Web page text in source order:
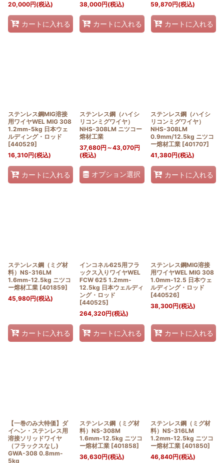
20,000円(税込)
カートに入れる
38,000円(税込)
カートに入れる
59,870円(税込)
カートに入れる
ステンレス鋼MIG溶接
用ワイヤWEL MIG 308
1.2mm-5kg 日本ウェ
ルディング・ロッド
[440529]
16,310円(税込)
カートに入れる
ステンレス鋼（ハイシ
リコンミグワイヤ）
NHS-308LM ニツコー
熔材工業
37,680円 ～43,070円
(税込)
オプション選択
ステンレス鋼（ハイシ
リコンミグワイヤ）
NHS-308LM
0.9mm/12.5kg ニツコ
ー熔材工業 [401707]
41,380円(税込)
カートに入れる
ステンレス鋼（ミグ材
料）NS-316LM
1.6mm-12.5kg ニツコ
ー熔材工業 [401859]
45,980円(税込)
カートに入れる
インコネル625用フラ
ックス入りワイヤWEL
FCW 625 1.2mm-
12.5kg 日本ウェルディ
ング・ロッド
[440525]
264,320円(税込)
カートに入れる
ステンレス鋼MIG溶接
用ワイヤWEL MIG 308
1.0mm-12.5 日本ウェ
ルディング・ロッド
[440526]
38,300円(税込)
カートに入れる
【一巻のみ大特価】ダ
イヘン・ステンレス用
溶接ソリッドワイヤ
（フラックスなし)
GWA-308 0.8mm-
5kg
ステンレス鋼（ミグ材
料）NS-308M
1.6mm-12.5kg ニツコ
ー熔材工業 [401858]
36,630円(税込)
ステンレス鋼（ミグ材
料）NS-316LM
1.2mm-12.5kg ニツコ
ー熔材工業 [401850]
46,840円(税込)